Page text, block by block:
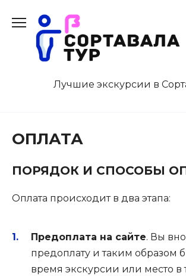
содержанию
Лучшие экскурсии в
ОПЛАТА
ПОРЯДОК И СПОСОБЫ
Оплата происходит в два этапа:
Предоплата на сайте. Вы
предоплату и таким образом
время экскурсии или место в